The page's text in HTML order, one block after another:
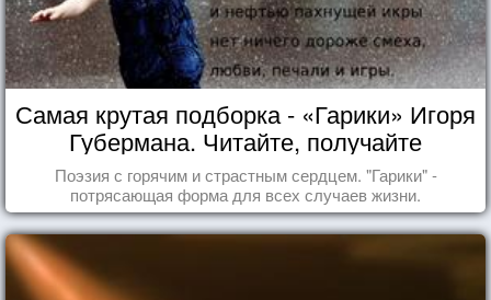
Самая крутая подборка - «Гарики» Игоря
Губермана. Читайте, получайте
удовольствие!
Поэзия с горячим и страстным сердцем. "Гарики" -
потрясающая форма для всех случаев жизни.